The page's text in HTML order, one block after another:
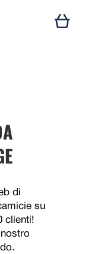
di
su
clienti!